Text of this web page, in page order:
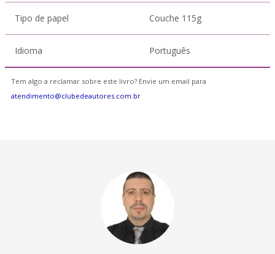
Tipo de papel Couche 115g
Idioma Português
Tem algo a reclamar sobre este livro? Envie um email para
atendimento@clubedeautores.com.br